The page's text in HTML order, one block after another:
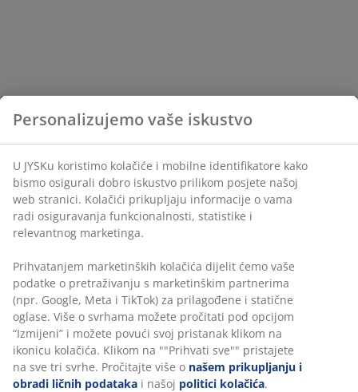
Personalizujemo vaše iskustvo
U JYSKu koristimo kolačiće i mobilne identifikatore kako
bismo osigurali dobro iskustvo prilikom posjete našoj
web stranici. Kolačići prikupljaju informacije o vama
radi osiguravanja funkcionalnosti, statistike i
relevantnog marketinga.
Prihvatanjem marketinških kolačića dijelit ćemo vaše
podatke o pretraživanju s marketinškim partnerima
(npr. Google, Meta i TikTok) za prilagođene i statične
oglase. Više o svrhama možete pročitati pod opcijom
“Izmijeni” i možete povući svoj pristanak klikom na
ikonicu kolačića. Klikom na ""Prihvati sve"" pristajete
na sve tri svrhe. Pročitajte više o našem prikupljanju i
obradi ličnih podataka i našoj politici kolačića.